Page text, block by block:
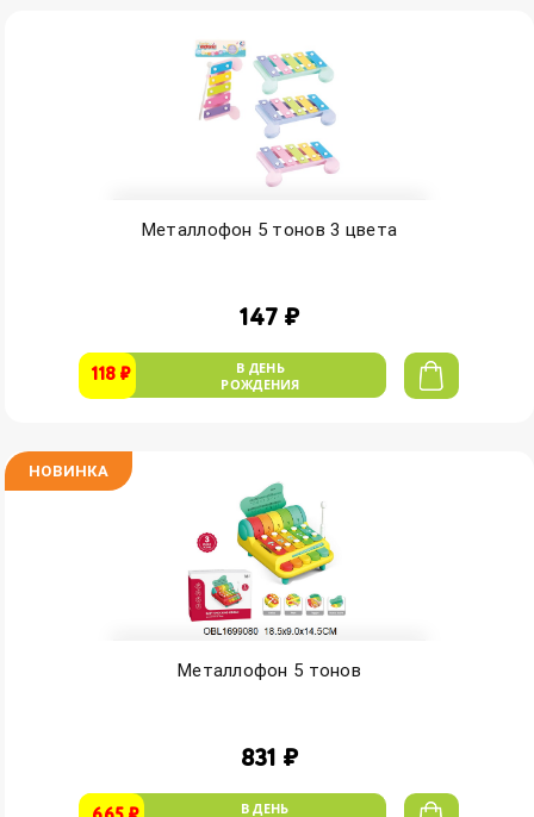
Металлофон 5 тонов 3 цвета
147 ₽
118 ₽
В ДЕНЬ
РОЖДЕНИЯ
НОВИНКА
Металлофон 5 тонов
831 ₽
В ДЕНЬ